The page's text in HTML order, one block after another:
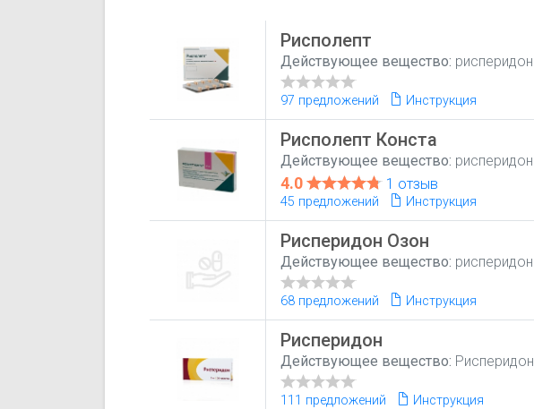
Рисполепт
Действующее вещество: рисперидон
97 предложений Инструкция
Рисполепт Конста
Действующее вещество: рисперидон
4.0 1 отзыв
45 предложений Инструкция
Рисперидон Озон
Действующее вещество: рисперидон
68 предложений Инструкция
Рисперидон
Действующее вещество: Рисперидон
111 предложений Инструкция